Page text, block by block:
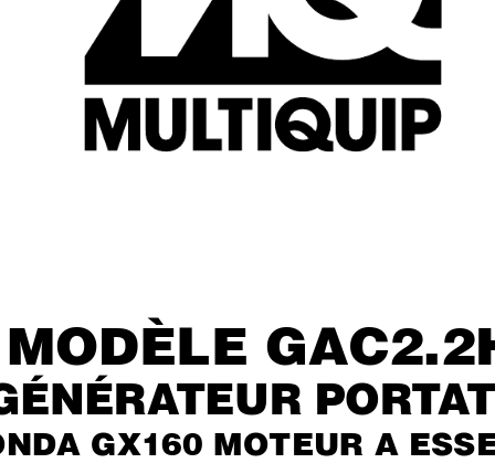
MODÈLE
TEUR PORTA
GX160 MOTEUR A